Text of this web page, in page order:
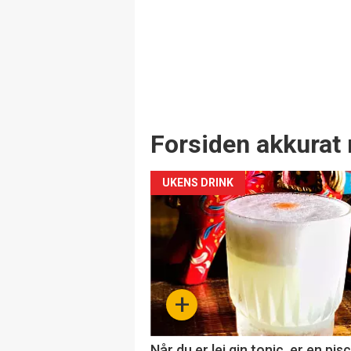
Forsiden akkurat
+
UKENS DRINK